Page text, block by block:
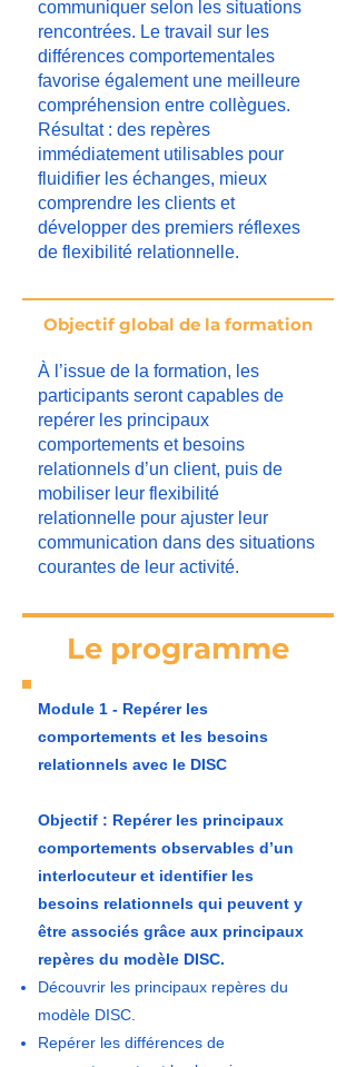
communiquer selon les situations
rencontrées. Le travail sur les
différences comportementales
favorise également une meilleure
compréhension entre collègues.
Résultat : des repères
immédiatement utilisables pour
fluidifier les échanges, mieux
comprendre les clients et
développer des premiers réflexes
de flexibilité relationnelle.
Objectif global de la formation
À l’issue de la formation, les
participants seront capables de
repérer les principaux
comportements et besoins
relationnels d’un client, puis de
mobiliser leur flexibilité
relationnelle pour ajuster leur
communication dans des situations
courantes de leur activité.
Le programme
Module 1 - Repérer les
comportements et les besoins
relationnels avec le DISC
Objectif : Repérer les principaux
comportements observables d’un
interlocuteur et identifier les
besoins relationnels qui peuvent y
être associés grâce aux principaux
repères du modèle DISC.
Découvrir les principaux repères du
modèle DISC.
Repérer les différences de